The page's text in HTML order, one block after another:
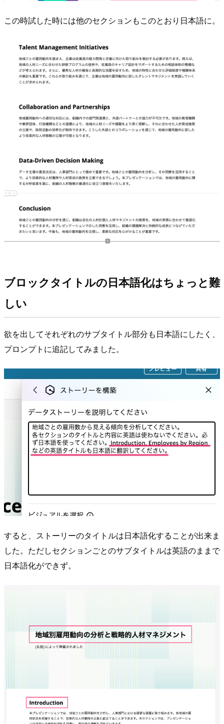
この時試した時には他のセクションもこのとおり日本語に。
ブロックタイトルの日本語化はちょっと難
しい
欲を出してそれぞれのサブタイトル部分も日本語にしたく、
プロンプトに追記してみました。
すると、ストーリーのタイトルは日本語化することが出来ま
した。ただしセクションごとのサブタイトルは英語のままで
日本語化ができず。